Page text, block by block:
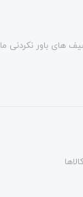
های باور نکردنی ما